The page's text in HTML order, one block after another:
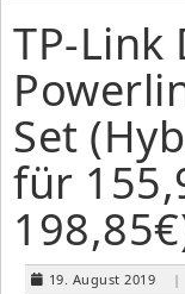
TP-Link
Set
für
19. August 2019 |